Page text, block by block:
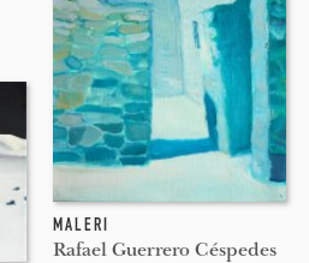
MALERI
Rafael Guerrero Céspedes